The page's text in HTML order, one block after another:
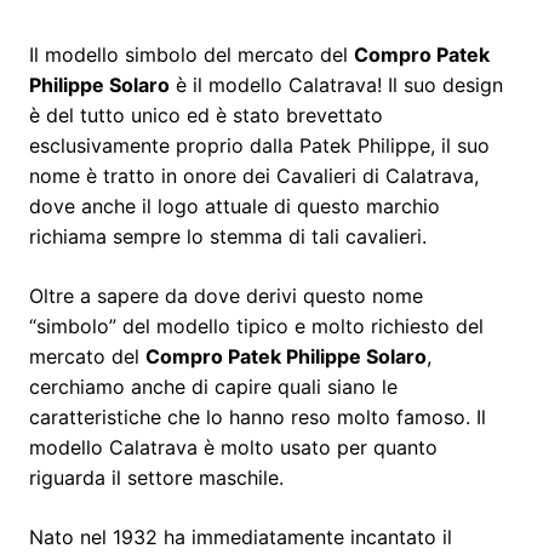
Il modello simbolo del mercato del Compro Patek
Philippe Solaro è il modello Calatrava! Il suo design
è del tutto unico ed è stato brevettato
esclusivamente proprio dalla Patek Philippe, il suo
nome è tratto in onore dei Cavalieri di Calatrava,
dove anche il logo attuale di questo marchio
richiama sempre lo stemma di tali cavalieri.
Oltre a sapere da dove derivi questo nome
“simbolo” del modello tipico e molto richiesto del
mercato del Compro Patek Philippe Solaro,
cerchiamo anche di capire quali siano le
caratteristiche che lo hanno reso molto famoso. Il
modello Calatrava è molto usato per quanto
riguarda il settore maschile.
Nato nel 1932 ha immediatamente incantato il